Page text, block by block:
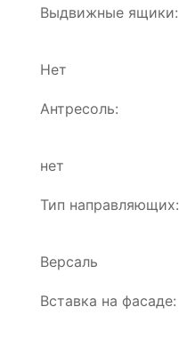
Выдвижные ящики:
Нет
Антресоль:
нет
Тип направляющих:
Версаль
Вставка на фасаде: